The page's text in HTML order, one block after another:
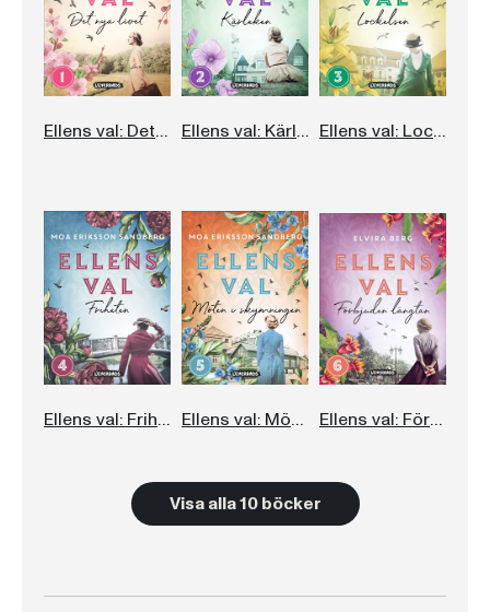
Ellens val: Det nya livet Ellens val: Kärleken Ellens val: Lockelsen
Ellens val: Friheten Ellens val: Möten i skymningen Ellens val: Förbjuden längtan
Visa alla 10 böcker